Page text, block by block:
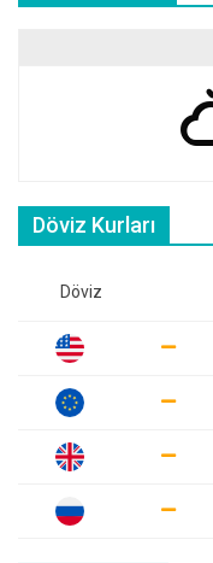
Döviz Kurları
Döviz